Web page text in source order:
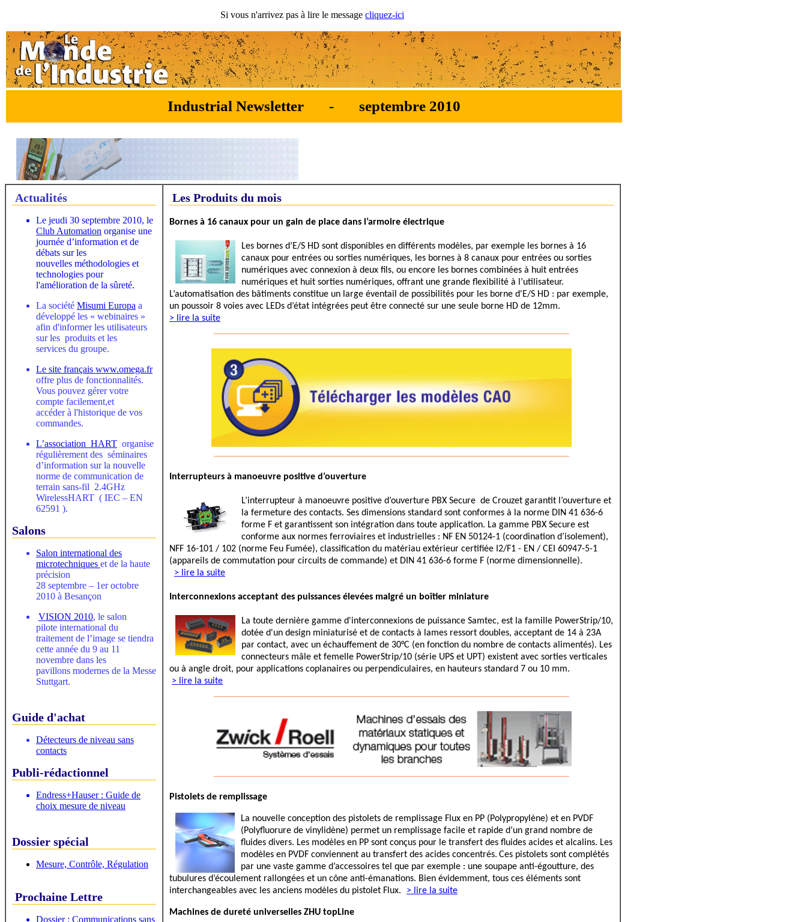
Si vous n'arrivez pas à lire le message cliquez-ici
Industrial Newsletter - septembre 2010
Actualités
Le jeudi 30 septembre 2010, le
Club Automation organise une
journée d’information et de
débats sur les
nouvelles méthodologies et
technologies pour
l'amélioration de la sûreté.
La société Misumi Europa a
développé les « webinaires »
afin d'informer les utilisateurs
sur les produits et les
services du groupe.
Le site français www.omega.fr
offre plus de fonctionnalités.
Vous pouvez gérer votre
compte facilement,et
accéder à l'historique de vos
commandes.
L’association HART organise
régulièrement des séminaires
d’information sur la nouvelle
norme de communication de
terrain sans-fil 2.4GHz
WirelessHART ( IEC – EN
62591 ).
Salons
Salon international des
microtechniques et de la haute
précision
28 septembre – 1er octobre
2010 à Besançon
VISION 2010, le salon
pilote international du
traitement de l’image se tiendra
cette année du 9 au 11
novembre dans les
pavillons modernes de la Messe
Stuttgart.
Guide d'achat
Détecteurs de niveau sans
contacts
Publi-rédactionnel
Endress+Hauser : Guide de
choix mesure de niveau
Dossier spécial
Mesure, Contrôle, Régulation
Prochaine Lettre
Dossier : Communications sans
Les Produits du mois
Bornes à 16 canaux pour un gain de place dans l’armoire électrique
Les bornes d’E/S HD sont disponibles en différents modèles, par exemple les bornes à 16
canaux pour entrées ou sorties numériques, les bornes à 8 canaux pour entrées ou sorties
numériques avec connexion à deux fils, ou encore les bornes combinées à huit entrées
numériques et huit sorties numériques, offrant une grande flexibilité à l’utilisateur.
L’automatisation des bâtiments constitue un large éventail de possibilités pour les borne d'E/S HD : par exemple,
un poussoir 8 voies avec LEDs d’état intégrées peut être connecté sur une seule borne HD de 12mm.
> lire la suite
Interrupteurs à manoeuvre positive d’ouverture
L’interrupteur à manoeuvre positive d’ouverture PBX Secure de Crouzet garantit l’ouverture et
la fermeture des contacts. Ses dimensions standard sont conformes à la norme DIN 41 636-6
forme F et garantissent son intégration dans toute application. La gamme PBX Secure est
conforme aux normes ferroviaires et industrielles : NF EN 50124-1 (coordination d’isolement),
NFF 16-101 / 102 (norme Feu Fumée), classification du matériau extérieur certifiée I2/F1 - EN / CEI 60947-5-1
(appareils de commutation pour circuits de commande) et DIN 41 636-6 forme F (norme dimensionnelle).
> lire la suite
Interconnexions acceptant des puissances élevées malgré un boîtier miniature
La toute dernière gamme d'interconnexions de puissance Samtec, est la famille PowerStrip/10,
dotée d'un design miniaturisé et de contacts à lames ressort doubles, acceptant de 14 à 23A
par contact, avec un échauffement de 30°C (en fonction du nombre de contacts alimentés). Les
connecteurs mâle et femelle PowerStrip/10 (série UPS et UPT) existent avec sorties verticales
ou à angle droit, pour applications coplanaires ou perpendiculaires, en hauteurs standard 7 ou 10 mm.
> lire la suite
Pistolets de remplissage
La nouvelle conception des pistolets de remplissage Flux en PP (Polypropylène) et en PVDF
(Polyfluorure de vinylidène) permet un remplissage facile et rapide d’un grand nombre de
fluides divers. Les modèles en PP sont conçus pour le transfert des fluides acides et alcalins. Les
modèles en PVDF conviennent au transfert des acides concentrés. Ces pistolets sont complétés
par une vaste gamme d’accessoires tel que par exemple : une soupape anti-égoutture, des
tubulures d’écoulement rallongées et un cône anti-émanations. Bien évidemment, tous ces éléments sont
interchangeables avec les anciens modèles du pistolet Flux.
> lire la suite
Machines de dureté universelles ZHU topLine